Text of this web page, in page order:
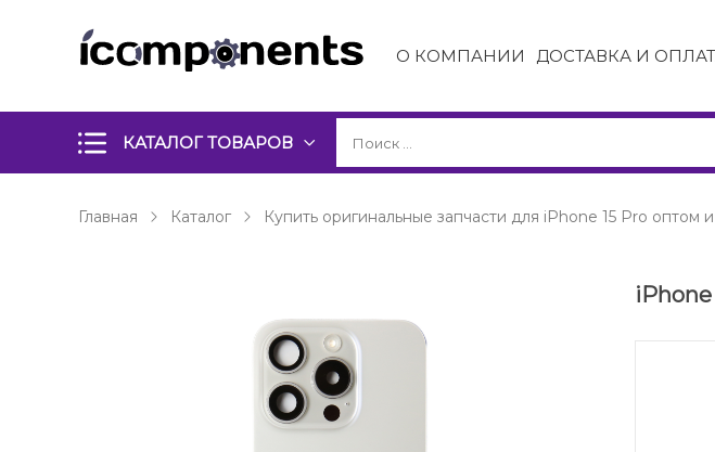
О КОМПАНИИ ДОСТАВКА И
КАТАЛОГ ТОВАРОВ
Главная Каталог Купить оригинальные запчасти для iPhone 15 Pro оптом